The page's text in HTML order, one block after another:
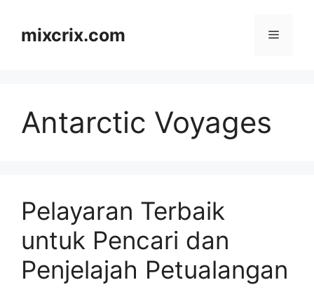
contentmixcrix.com Menu
Antarctic Voyages
Pelayaran Terbaik
untuk Pencari dan
Penjelajah Petualangan